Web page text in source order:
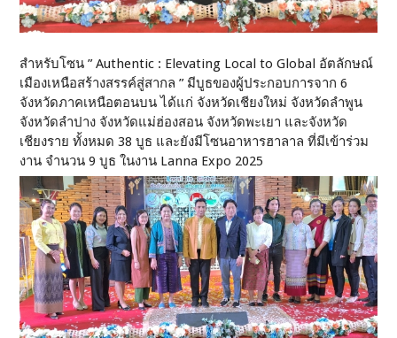
สำหรับโซน ” Authentic : Elevating Local to Global อัตลักษณ์
เมืองเหนือสร้างสรรค์สู่สากล ” มีบูธของผู้ประกอบการจาก 6
จังหวัดภาคเหนือตอนบน ได้แก่ จังหวัดเชียงใหม่ จังหวัดลำพูน
จังหวัดลำปาง จังหวัดแม่ฮ่องสอน จังหวัดพะเยา และจังหวัด
เชียงราย ทั้งหมด 38 บูธ และยังมีโซนอาหารฮาลาล ที่มีเข้าร่วม
งาน จำนวน 9 บูธ ในงาน Lanna Expo 2025